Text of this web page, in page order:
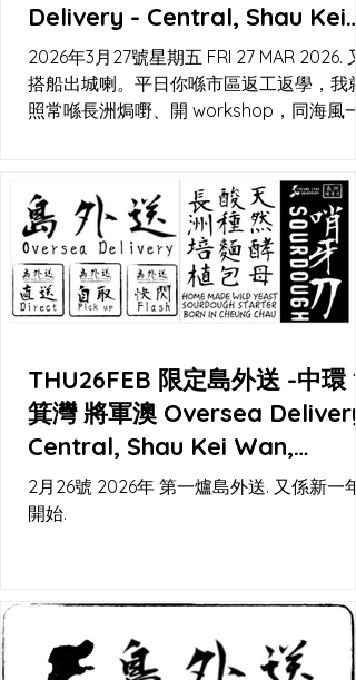
Delivery - Central, Shau Kei
Wan, Tseung Kwan O
2026年3月27號星期五 FRI 27 MAR 2026. 又
搭船出城喇。平日你喺市區返工返學，我就
照常喺長洲焗嘢、開 workshop，同海風一
現 meet up，再加埋幾個固定取貨點，一齊
幫你喺城入面留返少少島上節奏。
THU26FEB 限定島外送 -中環
箕灣 將軍澳 Oversea
Central, Shau Kei Wan,
Tseung Kwan O
2月26號 2026年 第一爐島外送. 又係新一
開始.